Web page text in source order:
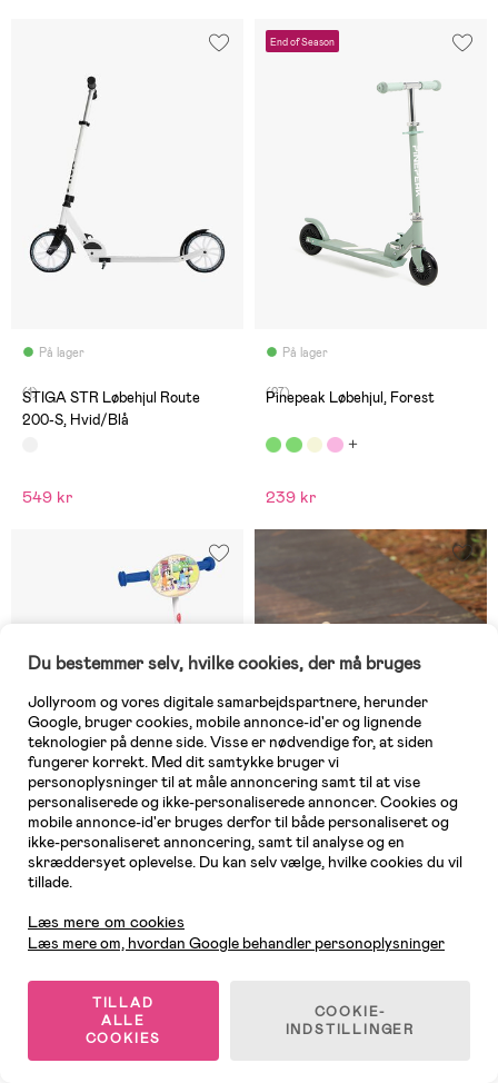
På lager
(1)
STIGA STR Løbehjul Route
200-S, Hvid/Blå
549 kr
End of Season
På lager
(27)
Pinepeak Løbehjul, Forest
239 kr
På lager På lager
599 kr
Du bestemmer selv, hvilke cookies, der må bruges
Jollyroom og vores digitale samarbejdspartnere, herunder
Google, bruger cookies, mobile annonce-id'er og lignende
teknologier på denne side. Visse er nødvendige for, at siden
fungerer korrekt. Med dit samtykke bruger vi
personoplysninger til at måle annoncering samt til at vise
personaliserede og ikke-personaliserede annoncer. Cookies og
mobile annonce-id'er bruges derfor til både personaliseret og
ikke-personaliseret annoncering, samt til analyse og en
skræddersyet oplevelse. Du kan selv vælge, hvilke cookies du vil
tillade.
Læs mere om cookies
Læs mere om, hvordan Google behandler personoplysninger
TILLAD
ALLE
COOKIES
COOKIE-
INDSTILLINGER